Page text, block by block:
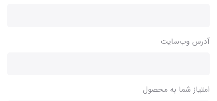
آدرس وب‌سایت
امتیاز شما به محصول